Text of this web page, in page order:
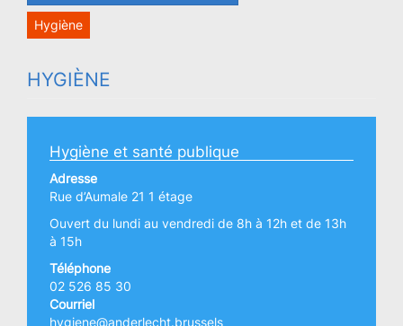
Hygiène
HYGIÈNE
Hygiène et santé publique
Adresse
Rue d’Aumale 21 1 étage
Ouvert du lundi au vendredi de 8h à 12h et de 13h
à 15h
Téléphone
02 526 85 30
Courriel
hygiene@anderlecht.brussels